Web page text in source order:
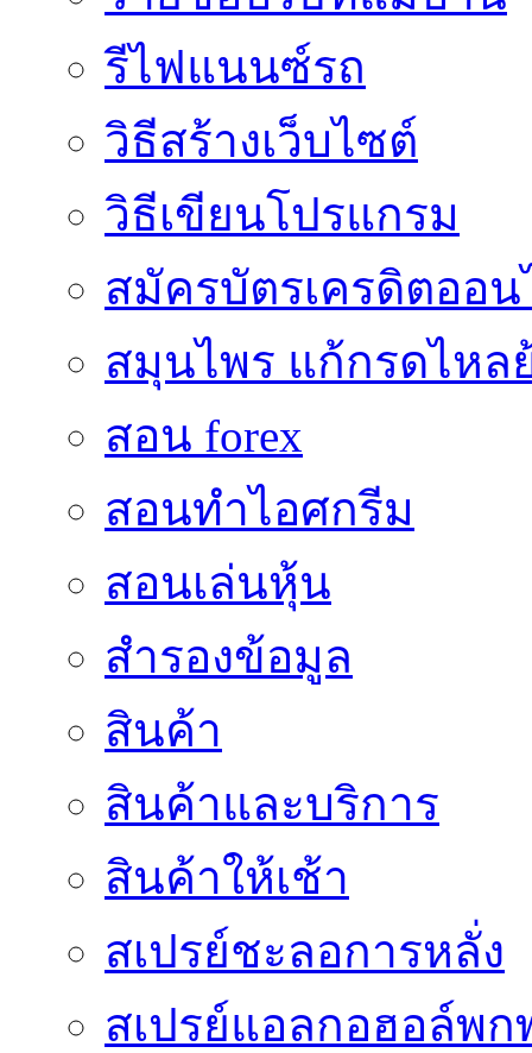
รีไฟแนนซ์รถ
วิธีสร้างเว็บไซต์
วิธีเขียนโปรแกรม
สมัครบัตรเครดิตออ
สมุนไพร แก้กรดไหล
สอน forex
สอนทำไอศกรีม
สอนเล่นหุ้น
สำรองข้อมูล
สินค้า
สินค้าและบริการ
สินค้าให้เช้า
สเปรย์ชะลอการหลั่ง
สเปรย์แอลกอฮอล์พก